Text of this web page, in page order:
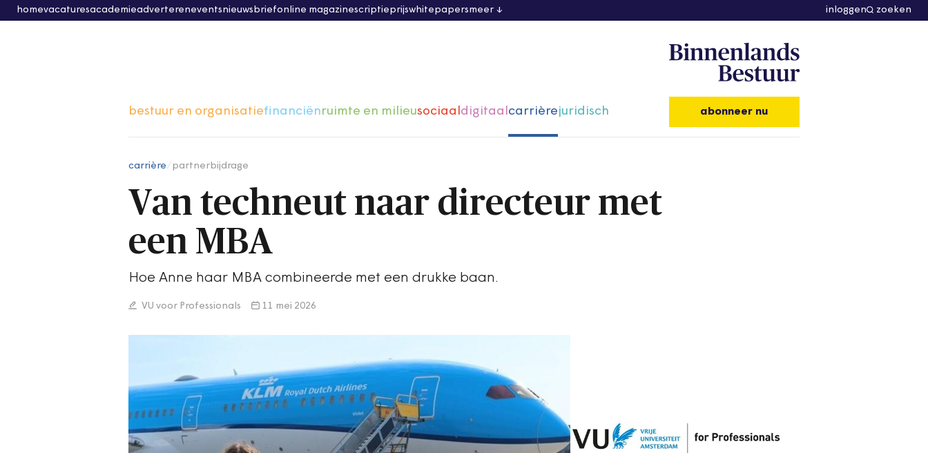
homevacaturesacademieadvertereneventsnieuwsbriefonline magazinescriptieprijswhitepapersmeer inloggen zoeken
bestuur en organisatiefinanciënruimte en milieusociaaldigitaalcarrièrejuridisch abonneer nu
carrière partnerbijdrage
Van techneut naar directeur met
een MBA
Hoe Anne haar MBA combineerde met een drukke baan.
VU voor Professionals 11 mei 2026